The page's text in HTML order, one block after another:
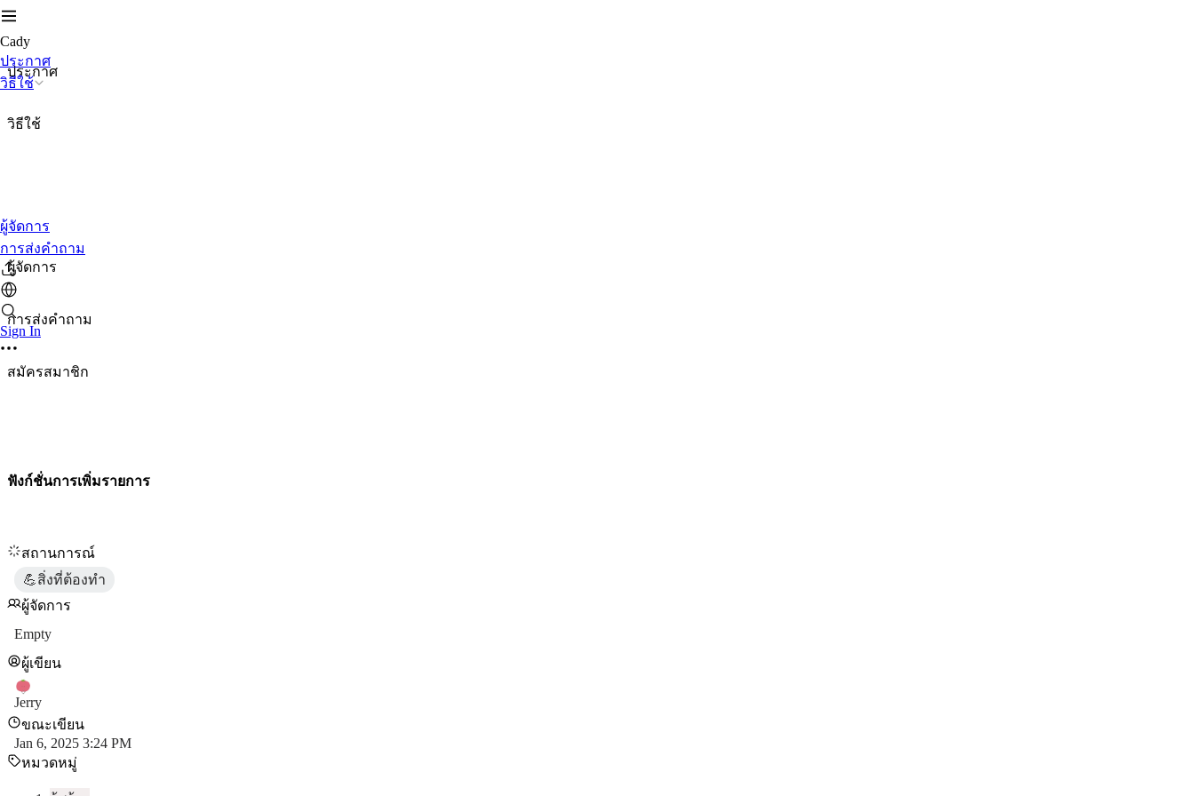
Cady
ประกาศ
วิธีใช้
ผู้จัดการ
การส่งคำถาม
Sign In
ประกาศ
วิธีใช้
ผู้จัดการ
การส่งคำถาม
สมัครสมาชิก
ฟังก์ชั่นการเพิ่มรายการ
สถานการณ์
💪สิ่งที่ต้องทำ
ผู้จัดการ
Empty
ผู้เขียน
Jerry
ขณะเขียน
Jan 6, 2025 3:24 PM
หมวดหมู่